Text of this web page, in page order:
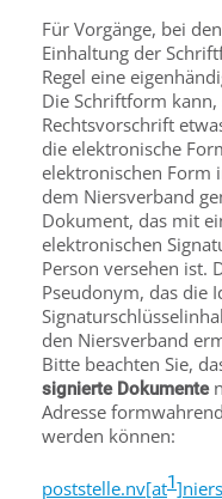
Für Vorgänge, bei
Einhaltung der
Regel eine
Die Schriftform
Rechtsvorschrift
die elektronische
elektronischen
dem Niersverband
Dokument, das mit
elektronischen
Person versehen ist.
Pseudonym, das die
den Niersverband
Bitte beachten Sie,
signierte Dokumente
Adresse
werden können:
poststelle.nv[at1